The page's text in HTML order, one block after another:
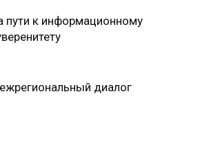
пути к информационному
диалог